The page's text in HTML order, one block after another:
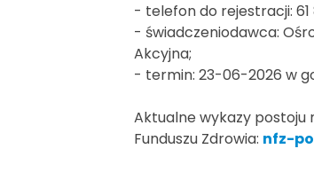
- telefon do rejestracji: 61
- świadczeniodawca:
Akcyjna;
- termin: 23-06-2026 w
Aktualne wykazy
Funduszu Zdrowia: nfz-